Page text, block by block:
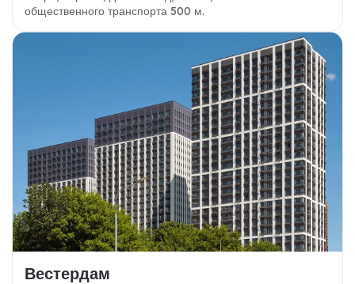
общественного транспорта 500 м.
Вестердам